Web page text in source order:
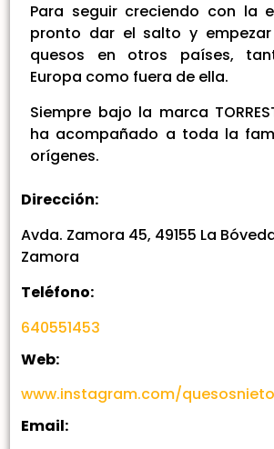
Para seguir creciendo con la
pronto dar el salto y
quesos en otros países,
Europa como fuera de ella.
Siempre bajo la marca
ha acompañado a toda la
orígenes.
Dirección:
Avda. Zamora 45, 49155 La
Zamora
Teléfono:
640551453
Web:
www.instagram.com/
Email: